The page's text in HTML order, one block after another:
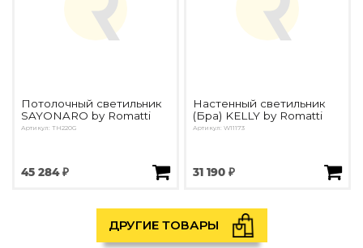
Потолочный светильник
SAYONARO by Romatti
Артикул: TH220G
45 284 ₽
Настенный светильник
(Бра) KELLY by Romatti
Артикул: W11173
31 190 ₽
ДРУГИЕ ТОВАРЫ